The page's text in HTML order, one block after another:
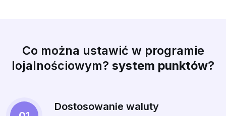
Co można ustawić w programie
lojalnościowym? system punktów?
Dostosowanie waluty